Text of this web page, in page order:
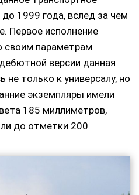
1999 года, вслед за чем
Первое исполнение
своим параметрам
версии данная
только к универсалу, но
экземпляры имели
185 миллиметров,
до отметки 200